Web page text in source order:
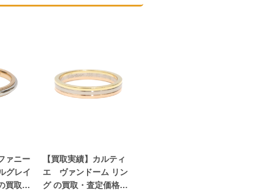
ァニー
買取・
【買取実績】カルティ
エ ヴァンドーム リン
グ の買取・査定価格を